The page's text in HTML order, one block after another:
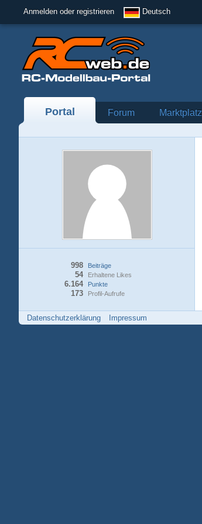
Anmelden oder registrieren Deutsch
Portal Forum Marktplatz
Beiträge
998
Erhaltene Likes
54
Punkte
6.164
Profil-Aufrufe
173
Datenschutzerklärung Impressum